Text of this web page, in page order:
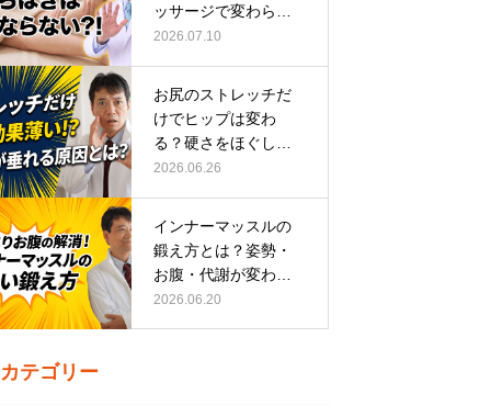
ッサージで変わらな
い根本原因
2026.07.10
お尻のストレッチだ
けでヒップは変わ
る？硬さをほぐして
整える正しい方…
2026.06.26
インナーマッスルの
鍛え方とは？姿勢・
お腹・代謝が変わる
トレーニング…
2026.06.20
カテゴリー